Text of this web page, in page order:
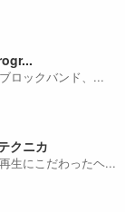
ロックバンド、...
クニカ
生にこだわったヘ...